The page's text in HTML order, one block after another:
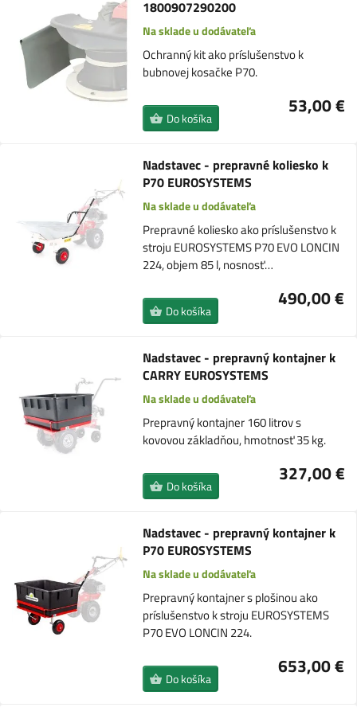
1800907290200
Na sklade u dodávateľa
Ochranný kit ako príslušenstvo k
bubnovej kosačke P70.
53,00 €
Do košíka
Nadstavec - prepravné koliesko k
P70 EUROSYSTEMS
Na sklade u dodávateľa
Prepravné koliesko ako príslušenstvo k
stroju EUROSYSTEMS P70 EVO LONCIN
224, objem 85 l, nosnosť…
490,00 €
Do košíka
Nadstavec - prepravný kontajner k
CARRY EUROSYSTEMS
Na sklade u dodávateľa
Prepravný kontajner 160 litrov s
kovovou základňou, hmotnosť 35 kg.
327,00 €
Do košíka
Nadstavec - prepravný kontajner k
P70 EUROSYSTEMS
Na sklade u dodávateľa
Prepravný kontajner s plošinou ako
príslušenstvo k stroju EUROSYSTEMS
P70 EVO LONCIN 224.
653,00 €
Do košíka